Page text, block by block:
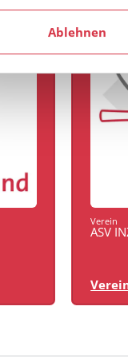
Ablehnen
Verein
ASV